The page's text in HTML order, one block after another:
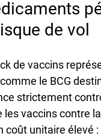
de vol
de vaccins
le BCG
strictement
vaccins contre
unitaire élevé